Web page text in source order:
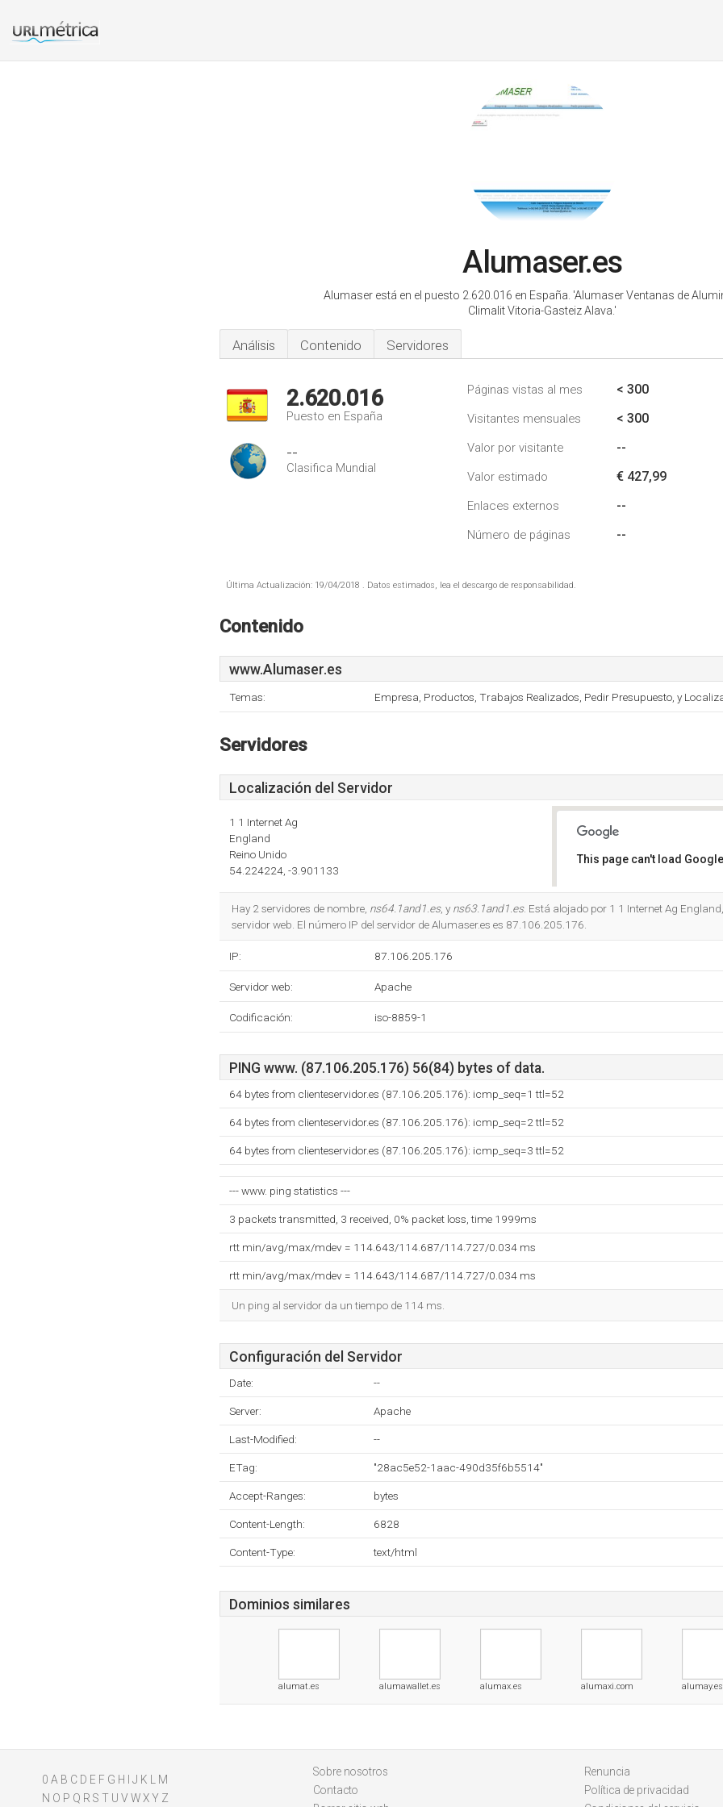
Alumaser.es
Alumaser está en el puesto 2.620.016 en España. 'Alumaser Ventanas de
Climalit Vitoria-Gasteiz Alava.'
Análisis Contenido Servidores
2.620.016
Puesto en España
--
Clasifica Mundial
Páginas vistas al mes < 300
Visitantes mensuales < 300
Valor por visitante --
Valor estimado € 427,99
Enlaces externos --
Número de páginas --
Última Actualización: 19/04/2018 . Datos estimados, lea el descargo de responsabilidad.
Contenido
www.Alumaser.es
Temas: Empresa, Productos, Trabajos Realizados, Pedir Presupuesto, y
Servidores
Localización del Servidor
1 1 Internet Ag
England
Reino Unido
54.224224, -3.901133
This page can't load
Hay 2 servidores de nombre, ns64.1and1.es, y ns63.1and1.es. Está alojado por 1 1 Internet Ag
servidor web. El número IP del servidor de Alumaser.es es 87.106.205.176.
IP: 87.106.205.176
Servidor web: Apache
Codificación: iso-8859-1
PING www. (87.106.205.176) 56(84) bytes of data.
64 bytes from clienteservidor.es (87.106.205.176): icmp_seq=1 ttl=52
64 bytes from clienteservidor.es (87.106.205.176): icmp_seq=2 ttl=52
64 bytes from clienteservidor.es (87.106.205.176): icmp_seq=3 ttl=52
--- www. ping statistics ---
3 packets transmitted, 3 received, 0% packet loss, time 1999ms
rtt min/avg/max/mdev = 114.643/114.687/114.727/0.034 ms
rtt min/avg/max/mdev = 114.643/114.687/114.727/0.034 ms
Un ping al servidor da un tiempo de 114 ms.
Configuración del Servidor
Date: --
Server: Apache
Last-Modified: --
ETag: "28ac5e52-1aac-490d35f6b5514"
Accept-Ranges: bytes
Content-Length: 6828
Content-Type: text/html
Dominios similares
alumat.es alumawallet.es alumax.es alumaxi.com alumay.es
0 A B C D E F G H J K
M
N O P Q R S T U V WXY Z
Sobre nosotros
Contacto
Renuncia
Política de privacidad